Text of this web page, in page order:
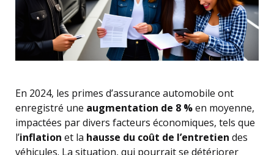
En 2024, les primes d’assurance automobile ont
enregistré une augmentation de 8 %en moyenne,
impactées par divers facteurs économiques, tels que
l’inflation et la hausse du coût de l’entretien des
véhicules. La situation, qui pourrait se détériorer